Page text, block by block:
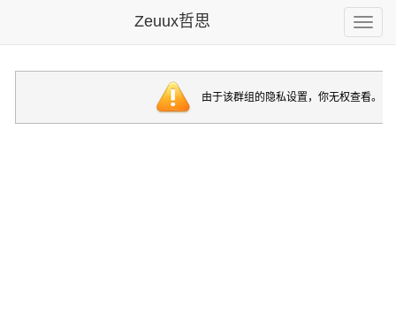
Toggle
Zeuux哲思
由于该群组的隐私设置，你无权查看。